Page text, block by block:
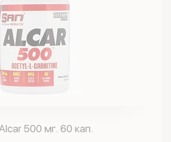
500 мг. 60 кап.